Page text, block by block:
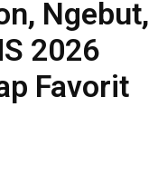
Ngebut,
2026
Favorit